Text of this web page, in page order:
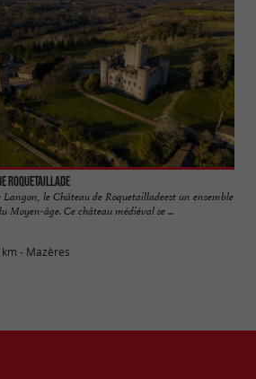
Roquetaillade
Langon, le Château de Roquetailladeest un ensemble
Moyen-âge. Ce château médiéval se ...
- Mazères